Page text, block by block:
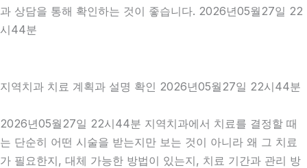
과 상담을 통해 확인하는 것이 좋습니다. 2026년05월27일 22
시44분
지역치과 치료 계획과 설명 확인 2026년05월27일 22시44분
2026년05월27일 22시44분 지역치과에서 치료를 결정할 때
는 단순히 어떤 시술을 받는지만 보는 것이 아니라 왜 그 치료
가 필요한지, 대체 가능한 방법이 있는지, 치료 기간과 관리 방